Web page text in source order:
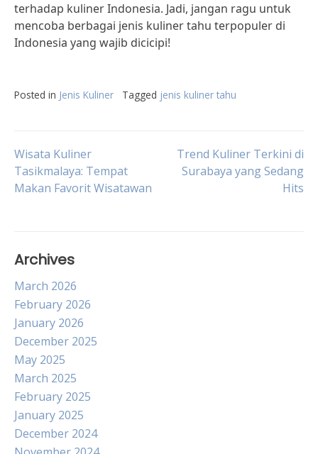
terhadap kuliner Indonesia. Jadi, jangan ragu untuk
mencoba berbagai jenis kuliner tahu terpopuler di
Indonesia yang wajib dicicipi!
Posted in Jenis Kuliner Tagged jenis kuliner tahu
Post
navigation
Wisata Kuliner
Tasikmalaya: Tempat
Makan Favorit Wisatawan
Trend Kuliner Terkini di
Surabaya yang Sedang
Hits
Archives
March 2026
February 2026
January 2026
December 2025
May 2025
March 2025
February 2025
January 2025
December 2024